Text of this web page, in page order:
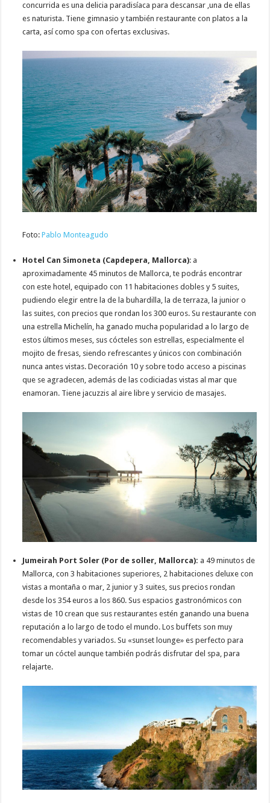
concurrida es una delicia paradisíaca para descansar ,una de ellas
es naturista. Tiene gimnasio y también restaurante con platos a la
carta, así como spa con ofertas exclusivas.
Foto:Pablo Monteagudo
Hotel Can Simoneta (Capdepera, Mallorca): a
aproximadamente 45 minutos de Mallorca, te podrás encontrar
con este hotel, equipado con 11 habitaciones dobles y 5 suites,
pudiendo elegir entre la de la buhardilla, la de terraza, la junior o
las suites, con precios que rondan los 300 euros. Su restaurante con
una estrella Michelín, ha ganado mucha popularidad a lo largo de
estos últimos meses, sus cócteles son estrellas, especialmente el
mojito de fresas, siendo refrescantes y únicos con combinación
nunca antes vistas. Decoración 10 y sobre todo acceso a piscinas
que se agradecen, además de las codiciadas vistas al mar que
enamoran. Tiene jacuzzis al aire libre y servicio de masajes.
Jumeirah Port Soler (Por de soller, Mallorca): a 49 minutos de
Mallorca, con 3 habitaciones superiores, 2 habitaciones deluxe con
vistas a montaña o mar, 2 junior y 3 suites, sus precios rondan
desde los 354 euros a los 860. Sus espacios gastronómicos con
vistas de 10 crean que sus restaurantes estén ganando una buena
reputación a lo largo de todo el mundo. Los buffets son muy
recomendables y variados. Su «sunset lounge» es perfecto para
tomar un cóctel aunque también podrás disfrutar del spa, para
relajarte.